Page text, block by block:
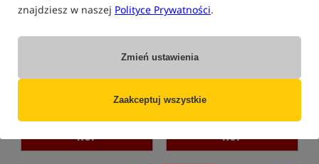
znajdziesz w naszej Polityce Prywatności.
Zmień ustawienia
Zaakceptuj wszystkie
Live System - 5kg
Min. cena z 30 dni przed
KUP
Boilies - Live Creme
KUP